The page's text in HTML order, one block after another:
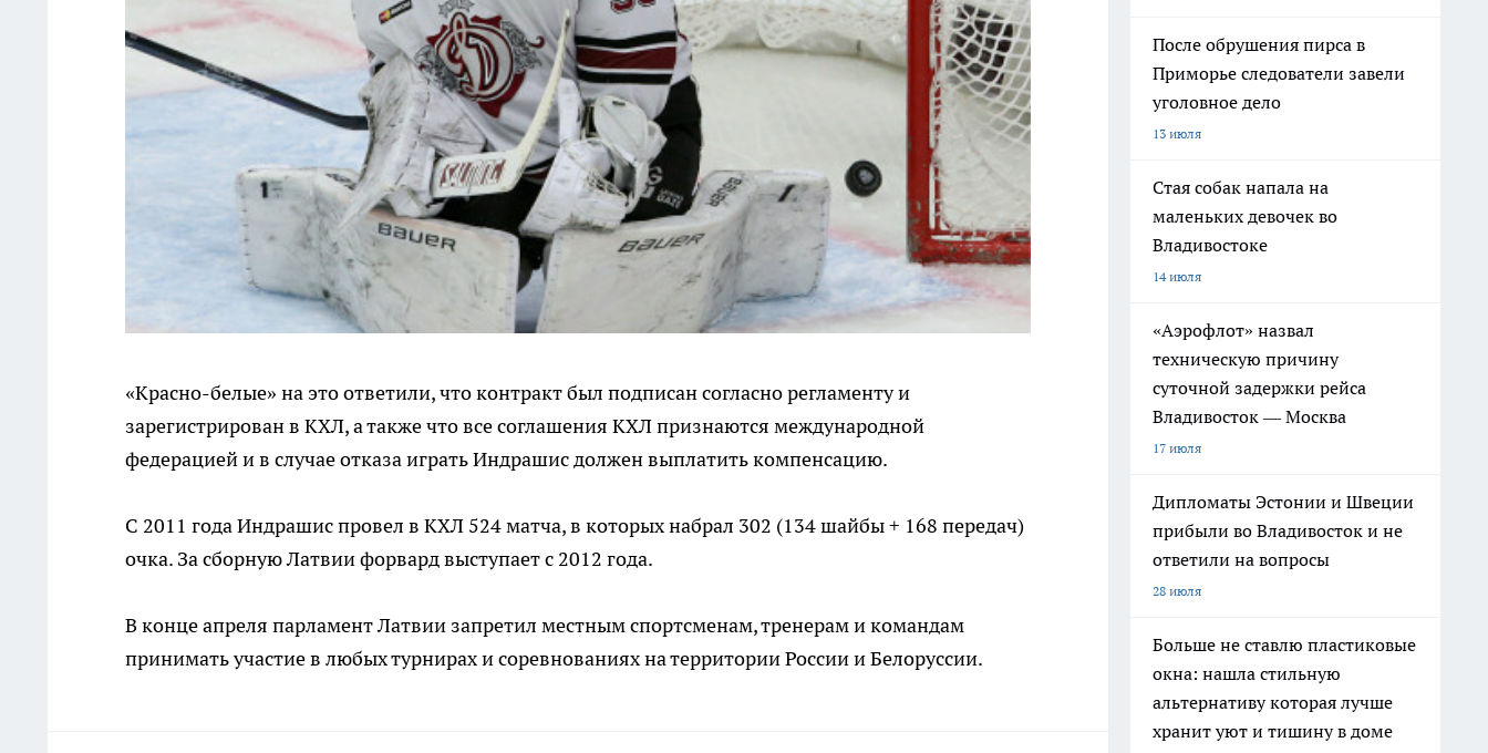
«Красно-белые» на это ответили, что контракт был подписан согласно регламенту и
зарегистрирован в КХЛ, а также что все соглашения КХЛ признаются международной
федерацией и в случае отказа играть Индрашис должен выплатить компенсацию.
С 2011 года Индрашис провел в КХЛ 524 матча, в которых набрал 302 (134 шайбы + 168 передач)
очка. За сборную Латвии форвард выступает с 2012 года.
В конце апреля парламент Латвии запретил местным спортсменам, тренерам и командам
принимать участие в любых турнирах и соревнованиях на территории России и Белоруссии.
После обрушения пирса в
Приморье следователи завели
уголовное дело
13 июля
Стая собак напала на
маленьких девочек во
Владивостоке
14 июля
«Аэрофлот» назвал
техническую причину
суточной задержки рейса
Владивосток — Москва
17 июля
Дипломаты Эстонии и Швеции
прибыли во Владивосток и не
ответили на вопросы
28 июля
Больше не ставлю пластиковые
окна: нашла стильную
альтернативу которая лучше
хранит уют и тишину в доме